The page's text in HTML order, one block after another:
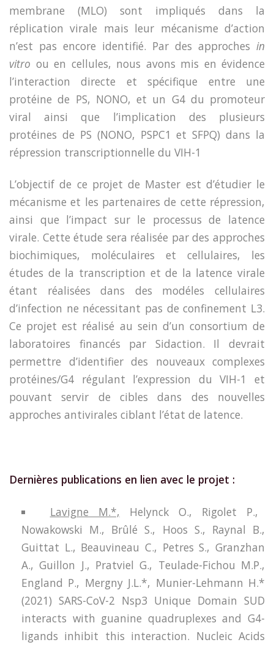
membrane (MLO) sont impliqués dans la
réplication virale mais leur mécanisme d’action
n’est pas encore identifié. Par des approches in
vitro ou en cellules, nous avons mis en évidence
l’interaction directe et spécifique entre une
protéine de PS, NONO, et un G4 du promoteur
viral ainsi que l’implication des plusieurs
protéines de PS (NONO, PSPC1 et SFPQ) dans la
répression transcriptionnelle du VIH-1
L’objectif de ce projet de Master est d’étudier le
mécanisme et les partenaires de cette répression,
ainsi que l’impact sur le processus de latence
virale. Cette étude sera réalisée par des approches
biochimiques, moléculaires et cellulaires, les
études de la transcription et de la latence virale
étant réalisées dans des modéles cellulaires
d’infection ne nécessitant pas de confinement L3.
Ce projet est réalisé au sein d’un consortium de
laboratoires financés par Sidaction. Il devrait
permettre d’identifier des nouveaux complexes
protéines/G4 régulant l’expression du VIH-1 et
pouvant servir de cibles dans des nouvelles
approches antivirales ciblant l’état de latence.
Dernières publications en lien avec le projet :
Lavigne M.*, Helynck O., Rigolet P.,
Nowakowski M., Brûlé S., Hoos S., Raynal B.,
Guittat L., Beauvineau C., Petres S., Granzhan
A., Guillon J., Pratviel G., Teulade-Fichou M.P.,
England P., Mergny J.L.*, Munier-Lehmann H.*
(2021) SARS-CoV-2 Nsp3 Unique Domain SUD
interacts with guanine quadruplexes and G4-
ligands inhibit this interaction. Nucleic Acids